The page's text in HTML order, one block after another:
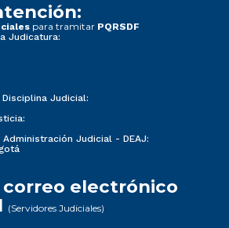
para tramitar PQRSDF
Judicatura:
Judicial:
Judicial - DEAJ:
correo electrónico
(Servidores Judiciales)